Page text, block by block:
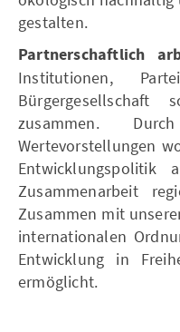
gestalten.
Partnerschaftlich
Institutionen,
Bürgergesellschaft
zusammen.
Wertevorstellungen
Zusammenarbeit
Zusammen mit
internationalen
Entwicklung in
ermöglicht.